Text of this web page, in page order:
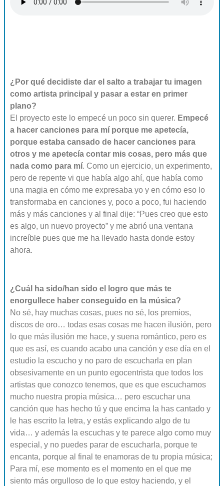
¿Por qué decidiste dar el salto a trabajar tu imagen
como artista principal y pasar a estar en primer
plano?
El proyecto este lo empecé un poco sin querer. Empecé
a hacer canciones para mí porque me apetecía,
porque estaba cansado de hacer canciones para
otros y me apetecía contar mis cosas, pero más que
nada como para mí. Como un ejercicio, un experimento,
pero de repente vi que había algo ahí, que había como
una magia en cómo me expresaba yo y en cómo eso lo
transformaba en canciones y, poco a poco, fui haciendo
más y más canciones y al final dije: “Pues creo que esto
es algo, un nuevo proyecto” y me abrió una ventana
increíble pues que me ha llevado hasta donde estoy
ahora.
¿Cuál ha sido/han sido el logro que más te
enorgullece haber conseguido en la música?
No sé, hay muchas cosas, pues no sé, los premios,
discos de oro… todas esas cosas me hacen ilusión, pero
lo que más ilusión me hace, y suena romántico, pero es
que es así, es cuando acabo una canción y ese día en el
estudio la escucho y no paro de escucharla en plan
obsesivamente en un punto egocentrista que todos los
artistas que conozco tenemos, que es que escuchamos
mucho nuestra propia música… pero escuchar una
canción que has hecho tú y que encima la has cantado y
le has escrito la letra, y estás explicando algo de tu
vida… y además la escuchas y te parece algo como muy
especial, y no puedes parar de escucharla, porque te
encanta, porque al final te enamoras de tu propia música;
Para mí, ese momento es el momento en el que me
siento más orgulloso de lo que estoy haciendo, y el